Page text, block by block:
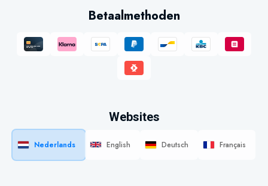
Betaalmethoden
Websites
Nederlands English Deutsch Français